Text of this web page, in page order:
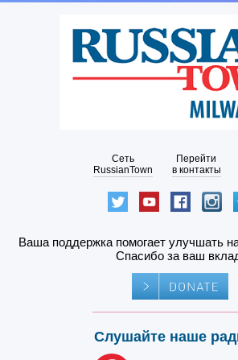
Сеть
RussianTown
Перейти
в контакты
Ваша поддержка помогает улучшать
Спасибо за ваш
Слушайте наше